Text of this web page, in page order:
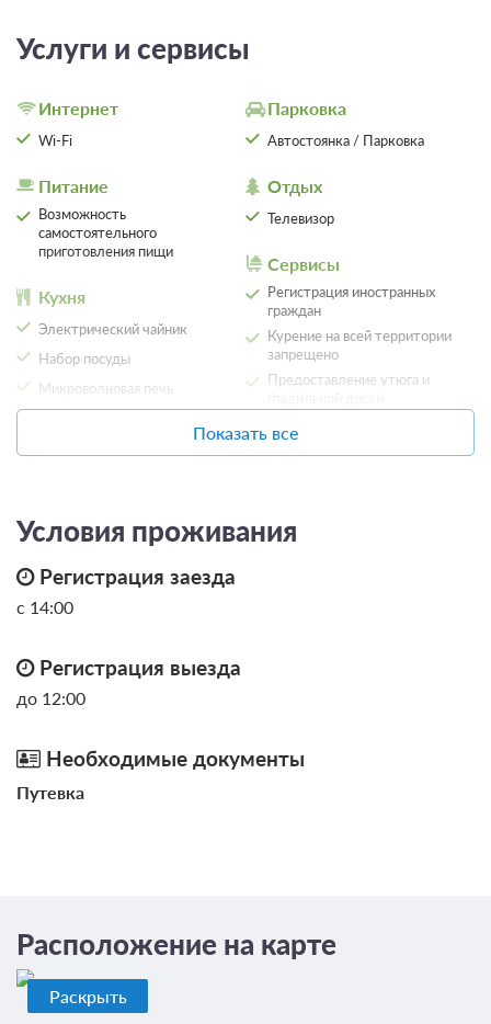
Десятиместный (Койко-место в общем
Проживание без питания
Услуги и сервисы
Интернет
Wi-Fi
Питание
Возможность
самостоятельного
приготовления пищи
Кухня
Электрический чайник
Набор посуды
Микроволновая печь
Парковка
Автостоянка / Парковка
Отдых
Телевизор
Сервисы
Регистрация иностранных
граждан
Курение на всей территории
запрещено
Предоставление утюга и
Показать все
Условия проживания
Регистрация заезда
с 14:00
Регистрация выезда
до 12:00
Необходимые документы
Путевка
Расположение на карте
Раскрыть